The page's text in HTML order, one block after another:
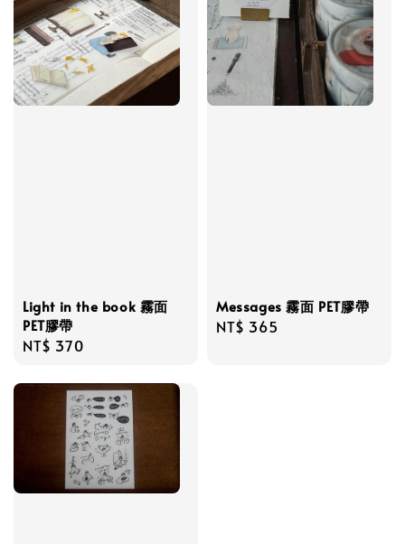
Light in the book 霧面
PET膠帶
Regular
NT$ 370
Messages 霧面 PET膠帶
Regular
NT$ 365